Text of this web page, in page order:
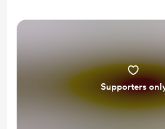
Supporters